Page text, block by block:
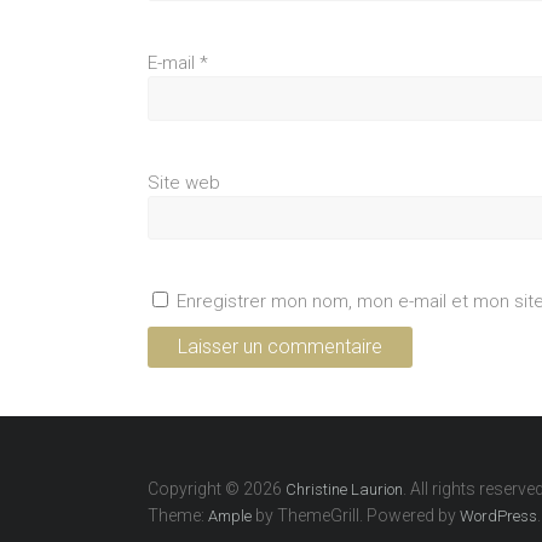
E-mail *
Site web
Enregistrer mon nom, mon e-mail et mon
Copyright © 2026 Christine Laurion . All rights reserved.
Theme: Ample by ThemeGrill. Powered by WordPress